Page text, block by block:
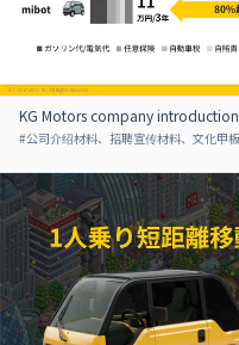
KG Motors company
#公司介绍材料、招聘宣传材料、文化甲板